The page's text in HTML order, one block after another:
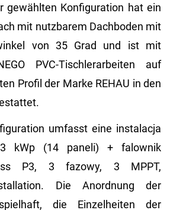
gewählten Konfiguration hat ein
mit nutzbarem Dachboden mit
von 35 Grad und ist mit
PVC-Tischlerarbeiten auf
Profil der Marke REHAU in den
umfasst eine instalacja
kWp (14 paneli) + falownik
P3, 3 fazowy, 3 MPPT,
Die Anordnung der
die Einzelheiten der